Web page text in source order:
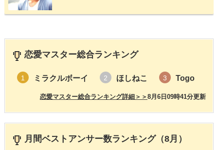
恋愛マスター総合ランキング
1 ミラクルボーイ 2 ほしねこ 3 Togo
8月6日09時41分更新
恋愛マスター総合ランキング詳細＞＞
月間ベストアンサー数ランキング（8月）